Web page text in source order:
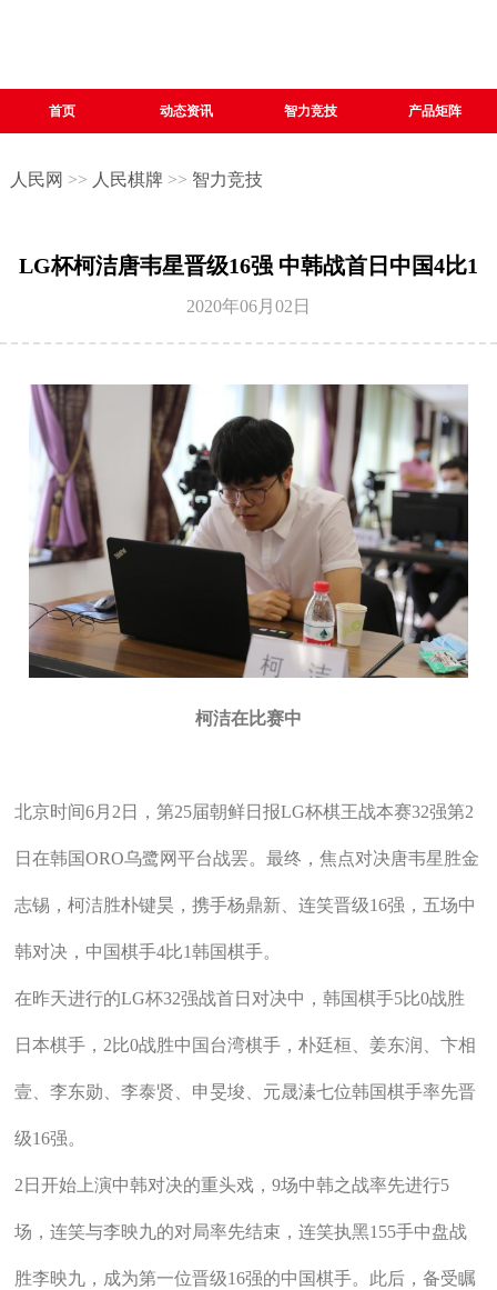
首页 动态资讯 智力竞技 产品矩阵
人民网 >> 人民棋牌>> 智力竞技
LG杯柯洁唐韦星晋级16强 中韩战首日中国4比1
2020年06月02日
柯洁在比赛中
北京时间6月2日，第25届朝鲜日报LG杯棋王战本赛32强第2
日在韩国ORO乌鹭网平台战罢。最终，焦点对决唐韦星胜金
志锡，柯洁胜朴键昊，携手杨鼎新、连笑晋级16强，五场中
韩对决，中国棋手4比1韩国棋手。
在昨天进行的LG杯32强战首日对决中，韩国棋手5比0战胜
日本棋手，2比0战胜中国台湾棋手，朴廷桓、姜东润、卞相
壹、李东勋、李泰贤、申旻埈、元晟溱七位韩国棋手率先晋
级16强。
2日开始上演中韩对决的重头戏，9场中韩之战率先进行5
场，连笑与李映九的对局率先结束，连笑执黑155手中盘战
胜李映九，成为第一位晋级16强的中国棋手。此后，备受瞩